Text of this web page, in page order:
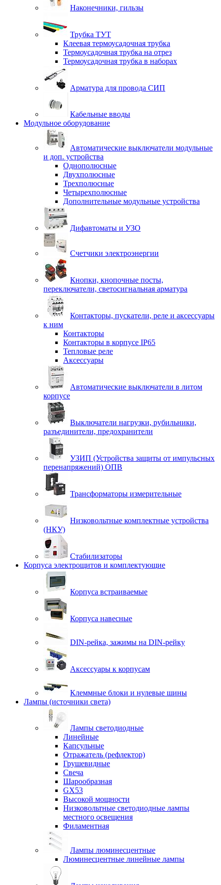
Наконечники, гильзы
Трубка ТУТ
Клеевая термоусадочная трубка
Термоусадочная трубка на отрез
Термоусадочная трубка в наборах
Арматура для провода СИП
Кабельные вводы
Модульное оборудование
Автоматические выключатели модульные
и доп. устройства
Однополюсные
Двухполюсные
Трехполюсные
Четырехполюсные
Дополнительные модульные устройства
Дифавтоматы и УЗО
Счетчики электроэнергии
Кнопки, кнопочные посты,
переключатели, светосигнальная арматура
Контакторы, пускатели, реле и аксессуары
к ним
Контакторы
Контакторы в корпусе IP65
Тепловые реле
Аксессуары
Автоматические выключатели в литом
корпусе
Выключатели нагрузки, рубильники,
разъединители, предохранители
УЗИП (Устройства защиты от импульсных
перенапряжений) ОПВ
Трансформаторы измерительные
Низковольтные комплектные устройства
(НКУ)
Стабилизаторы
Корпуса электрощитов и комплектующие
Корпуса встраиваемые
Корпуса навесные
DIN-рейка, зажимы на DIN-рейку
Аксессуары к корпусам
Клеммные блоки и нулевые шины
Лампы (источники света)
Лампы светодиодные
Линейные
Капсульные
Отражатель (рефлектор)
Грушевидные
Свеча
Шарообразная
GX53
Высокой мощности
Низковольтные светодиодные лампы
местного освещения
Филаментная
Лампы люминесцентные
Люминесцентные линейные лампы